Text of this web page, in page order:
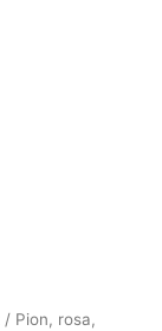
/ Pion, rosa,